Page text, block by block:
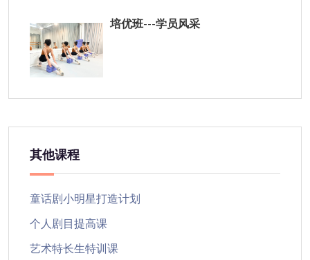
培优班---学员风采
其他课程
童话剧小明星打造计划
个人剧目提高课
艺术特长生特训课